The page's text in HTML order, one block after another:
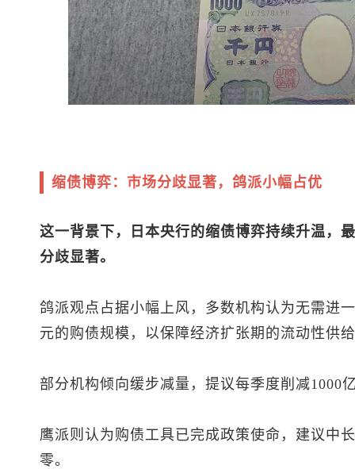
缩债博弈：市场分歧显著，鸽派小幅占优
这一背景下，日本央行的缩债博弈持续升温，
分歧显著。
鸽派观点占据小幅上风，多数机构认为无需进
元的购债规模，以保障经济扩张期的流动性供
部分机构倾向缓步减量，提议每季度削减1000
鹰派则认为购债工具已完成政策使命，建议中
零。